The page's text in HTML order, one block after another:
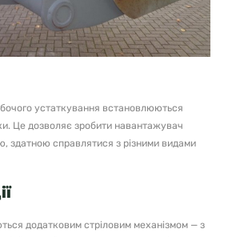
устаткування встановлюються
Це дозволяє зробити навантажувач
здатною справлятися з різними видами
додатковим стріловим механізмом — з